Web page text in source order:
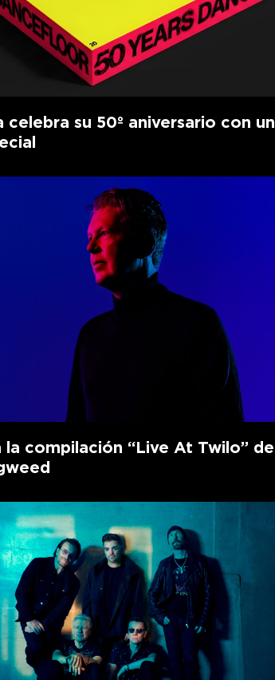
celebra su 50º aniversario con un
la compilación “Live At Twilo” de